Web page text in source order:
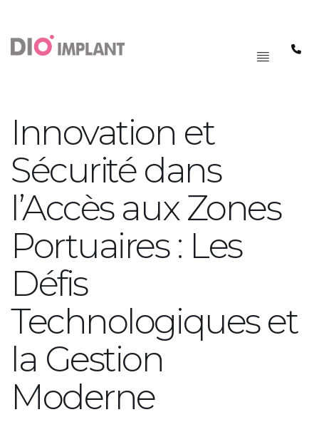
Innovation et
Sécurité dans
l’Accès aux Zones
Portuaires : Les
Défis
Technologiques et
la Gestion
Moderne